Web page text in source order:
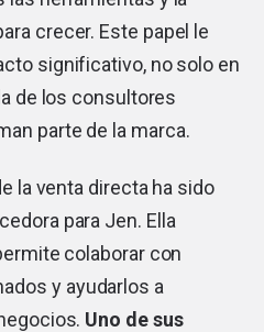
crecer. Este papel le
significativo, no solo en
de los consultores
parte de la marca.
la venta directa ha sido
para Jen. Ella
colaborar con
y ayudarlos a
Uno de sus